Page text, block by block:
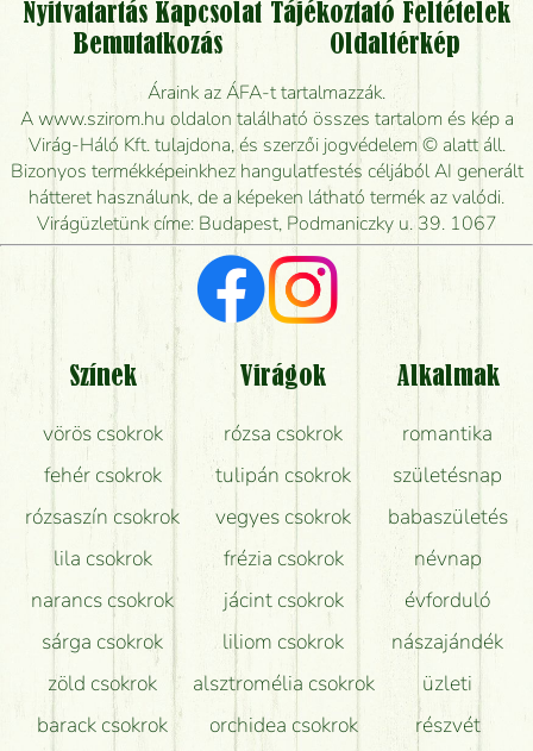
Vidékre is lehet rendelni?
Meddig rendelhetek virágküldést úgy, hogy még ma
kiszállítsák?
Mennyire gyorsan tudják elkészíteni a csokrot, és
mikor tudják leghamarabb kiszállítani?
Vörös rózsát keresek, van önöknél?
Milyen visszajelzést kapok a virágküldésről?
Tényleg azt kapom, ami a képen van?
Mit kell tudni a virágcsokrok szállításáról?
Hogy marad a lehető legtovább friss a csokor?
Tudok adventi koszorút vásárolni boltban?
Nyitvatartás Kapcsolat Tájékoztató Feltételek
Bemutatkozás
Oldaltérkép
Áraink az ÁFA-t tartalmazzák.
A www.szirom.hu oldalon található összes tartalom és kép a
Virág-Háló Kft. tulajdona, és szerzői jogvédelem © alatt áll.
Bizonyos termékképeinkhez hangulatfestés céljából AI generált
hátteret használunk, de a képeken látható termék az valódi.
Virágüzletünk címe: Budapest, Podmaniczky u. 39. 1067
Színek
vörös csokrok
fehér csokrok
rózsaszín csokrok
lila csokrok
narancs csokrok
sárga csokrok
zöld csokrok
barack csokrok
Virágok
rózsa csokrok
tulipán csokrok
vegyes csokrok
frézia csokrok
jácint csokrok
liliom csokrok
alsztromélia csokrok
orchidea csokrok
Alkalmak
romantika
születésnap
babaszületés
névnap
évforduló
nászajándék
üzleti
részvét